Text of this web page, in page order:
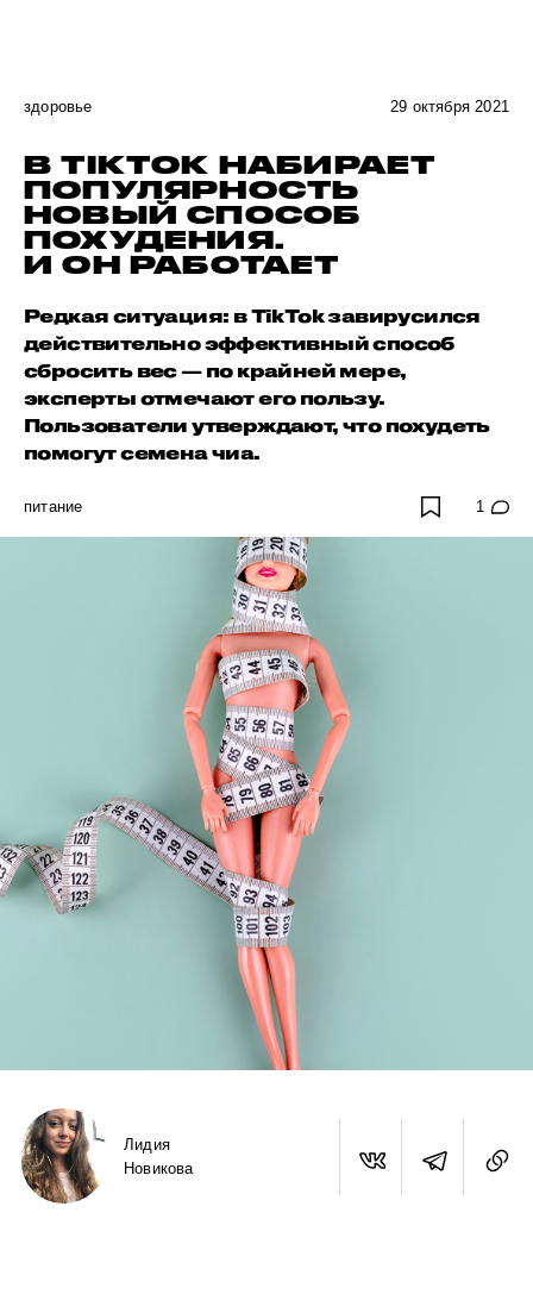
здоровье 29 октября 2021
В TIKTOK НАБИРАЕТ
ПОПУЛЯРНОСТЬ
НОВЫЙ СПОСОБ
ПОХУДЕНИЯ.
И ОН РАБОТАЕТ
Редкая ситуация: в TikTok завирусился
действительно эффективный способ
сбросить вес — по крайней мере,
эксперты отмечают его пользу.
Пользователи утверждают, что похудеть
помогут семена чиа.
питание 1
Лидия
Новикова